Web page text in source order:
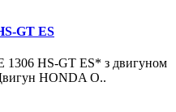
GT ES
1306 HS-GT ES* з двигуном
HONDA O..